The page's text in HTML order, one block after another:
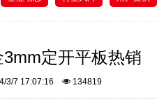
定开平板热销
3/7 17:07:16 134819